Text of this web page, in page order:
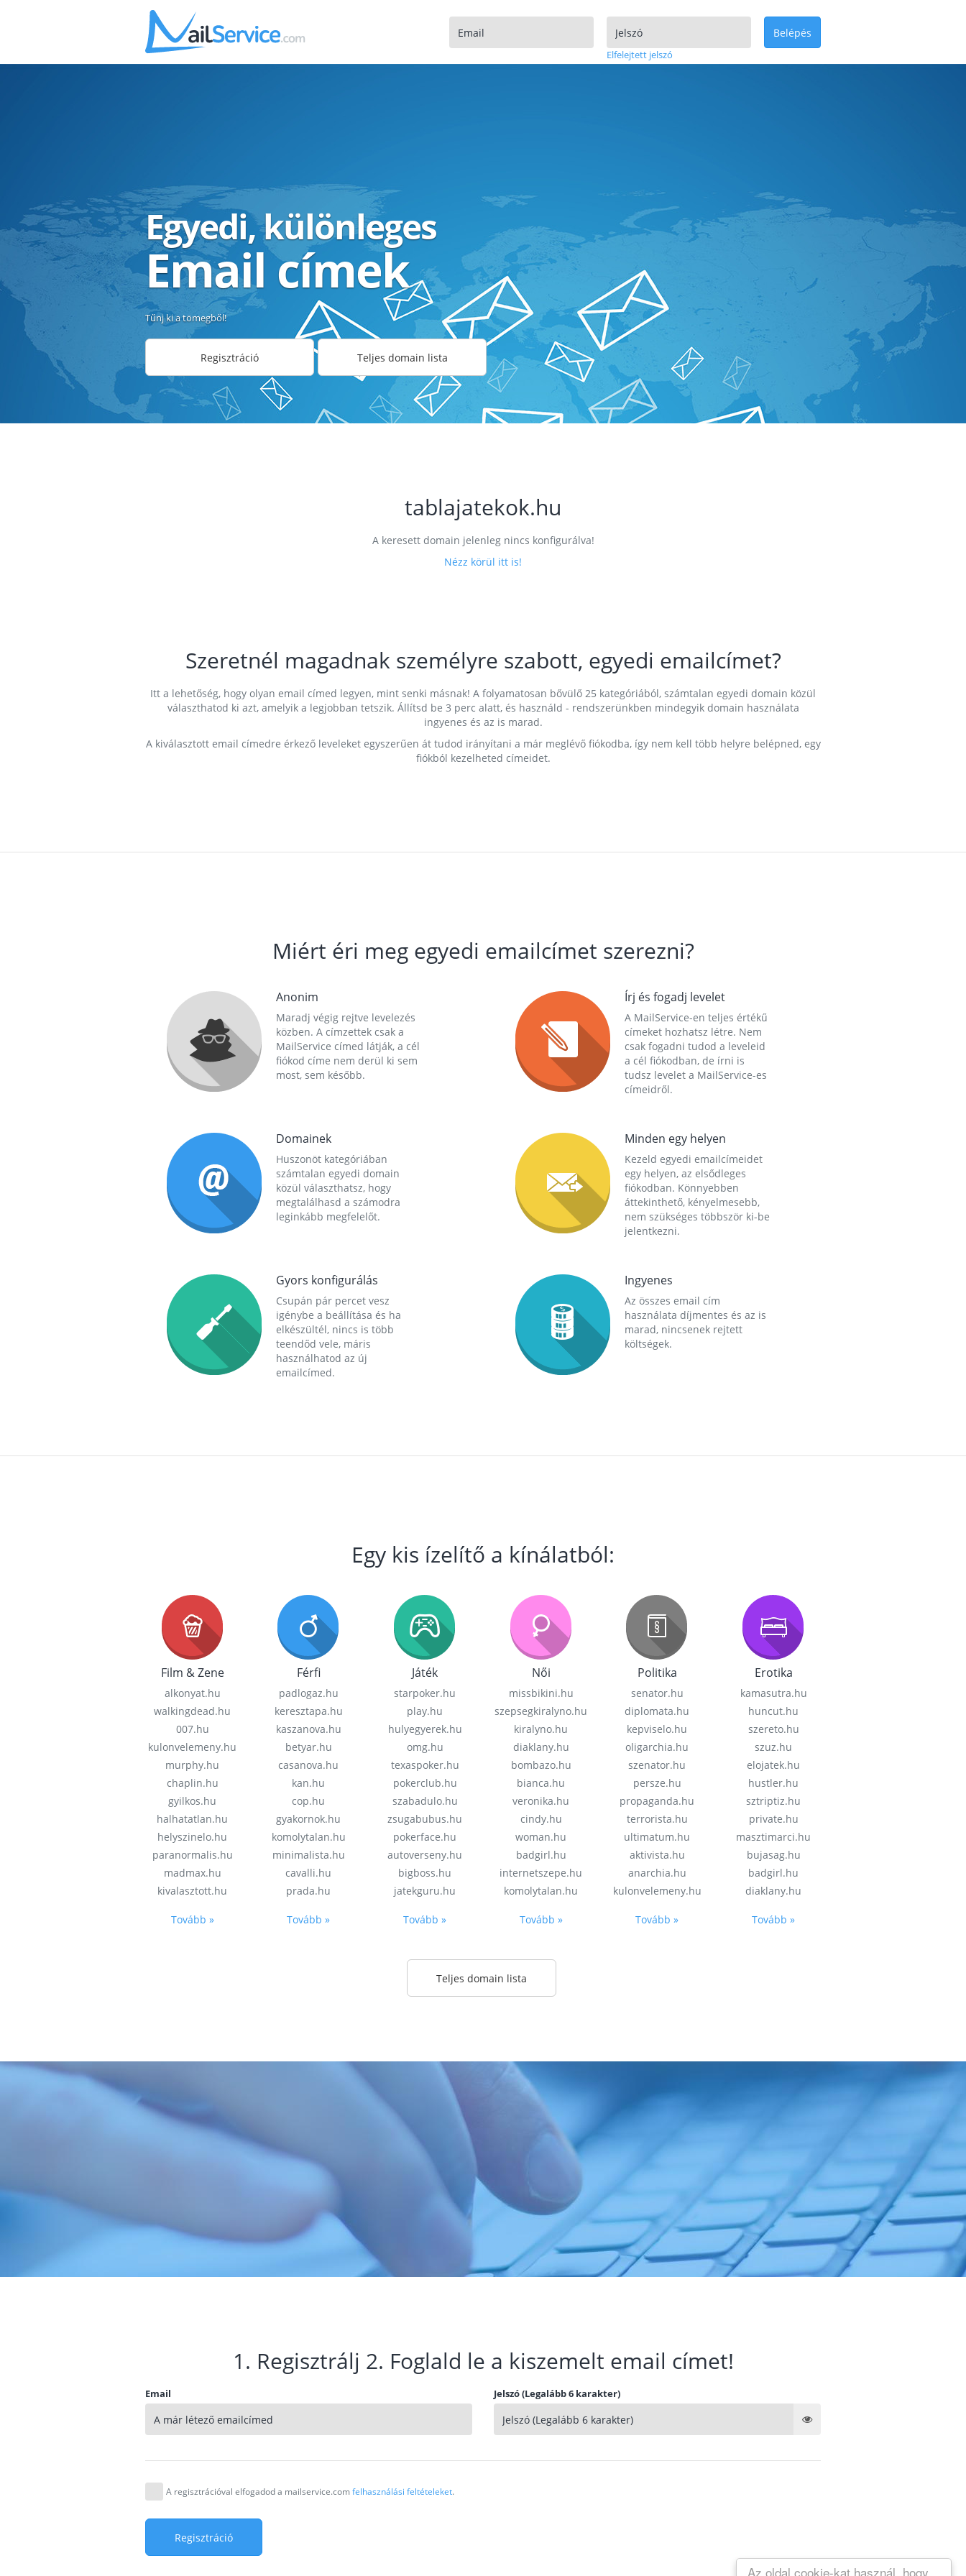
Az oldal cookie-kat használ, hogy
Elfelejtett jelszó
Belépés
Egyedi, különleges
Email címek
Tűnj ki a tömegből!
Regisztráció Teljes domain lista
tablajatekok.hu
A keresett domain jelenleg nincs konfigurálva!
Nézz körül itt is!
Szeretnél magadnak személyre szabott, egyedi emailcímet?
Itt a lehetőség, hogy olyan email címed legyen, mint senki másnak! A folyamatosan bővülő 25 kategóriából, számtalan egyedi domain közül
választhatod ki azt, amelyik a legjobban tetszik. Állítsd be 3 perc alatt, és használd - rendszerünkben mindegyik domain használata
ingyenes és az is marad.
A kiválasztott email címedre érkező leveleket egyszerűen át tudod irányítani a már meglévő fiókodba, így nem kell több helyre belépned, egy
fiókból kezelheted címeidet.
Miért éri meg egyedi emailcímet szerezni?
Anonim
Maradj végig rejtve levelezés
közben. A címzettek csak a
MailService címed látják, a cél
fiókod címe nem derül ki sem
most, sem később.
Írj és fogadj levelet
A MailService-en teljes értékű
címeket hozhatsz létre. Nem
csak fogadni tudod a leveleid
a cél fiókodban, de írni is
tudsz levelet a MailService-es
címeidről.
Domainek
Huszonöt kategóriában
számtalan egyedi domain
közül választhatsz, hogy
megtalálhasd a számodra
leginkább megfelelőt.
Minden egy helyen
Kezeld egyedi emailcímeidet
egy helyen, az elsődleges
fiókodban. Könnyebben
áttekinthető, kényelmesebb,
nem szükséges többször ki-be
jelentkezni.
Gyors konfigurálás
Csupán pár percet vesz
igénybe a beállítása és ha
elkészültél, nincs is több
teendőd vele, máris
használhatod az új
emailcímed.
Ingyenes
Az összes email cím
használata díjmentes és az is
marad, nincsenek rejtett
költségek.
Egy kis ízelítő a kínálatból:
Film & Zene
alkonyat.hu
walkingdead.hu
007.hu
kulonvelemeny.hu
murphy.hu
chaplin.hu
gyilkos.hu
halhatatlan.hu
helyszinelo.hu
paranormalis.hu
madmax.hu
kivalasztott.hu
Tovább »
Férfi
padlogaz.hu
keresztapa.hu
kaszanova.hu
betyar.hu
casanova.hu
kan.hu
cop.hu
gyakornok.hu
komolytalan.hu
minimalista.hu
cavalli.hu
prada.hu
Tovább »
Játék
starpoker.hu
play.hu
hulyegyerek.hu
omg.hu
texaspoker.hu
pokerclub.hu
szabadulo.hu
zsugabubus.hu
pokerface.hu
autoverseny.hu
bigboss.hu
jatekguru.hu
Tovább »
Női
missbikini.hu
szepsegkiralyno.hu
kiralyno.hu
diaklany.hu
bombazo.hu
bianca.hu
veronika.hu
cindy.hu
woman.hu
badgirl.hu
internetszepe.hu
komolytalan.hu
Tovább »
Politika
senator.hu
diplomata.hu
kepviselo.hu
oligarchia.hu
szenator.hu
persze.hu
propaganda.hu
terrorista.hu
ultimatum.hu
aktivista.hu
anarchia.hu
kulonvelemeny.hu
Tovább »
Erotika
kamasutra.hu
huncut.hu
szereto.hu
szuz.hu
elojatek.hu
hustler.hu
sztriptiz.hu
private.hu
masztimarci.hu
bujasag.hu
badgirl.hu
diaklany.hu
Tovább »
Teljes domain lista
1. Regisztrálj 2. Foglald le a kiszemelt email címet!
Email Jelszó (Legalább 6 karakter)
A regisztrációval elfogadod a mailservice.comfelhasználási feltételeket.
Regisztráció